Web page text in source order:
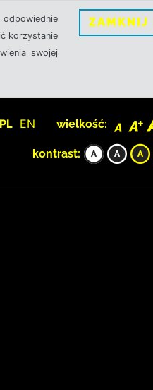
korzystanie
swojej
ZAMKNIJ
PL EN wielkość:
kontrast: